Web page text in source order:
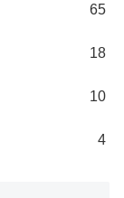
65
18
10
4